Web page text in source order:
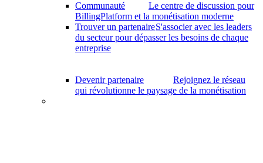
Communauté
Le centre de discussion pour
BillingPlatform et la monétisation moderne
Trouver un partenaireS'associer avec les leaders
du secteur pour dépasser les besoins de chaque
entreprise
Devenir partenaire
Rejoignez le réseau
qui révolutionne le paysage de la monétisation